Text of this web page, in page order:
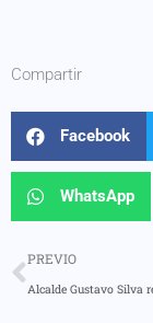
Compartir
Facebook
WhatsApp
PREVIO